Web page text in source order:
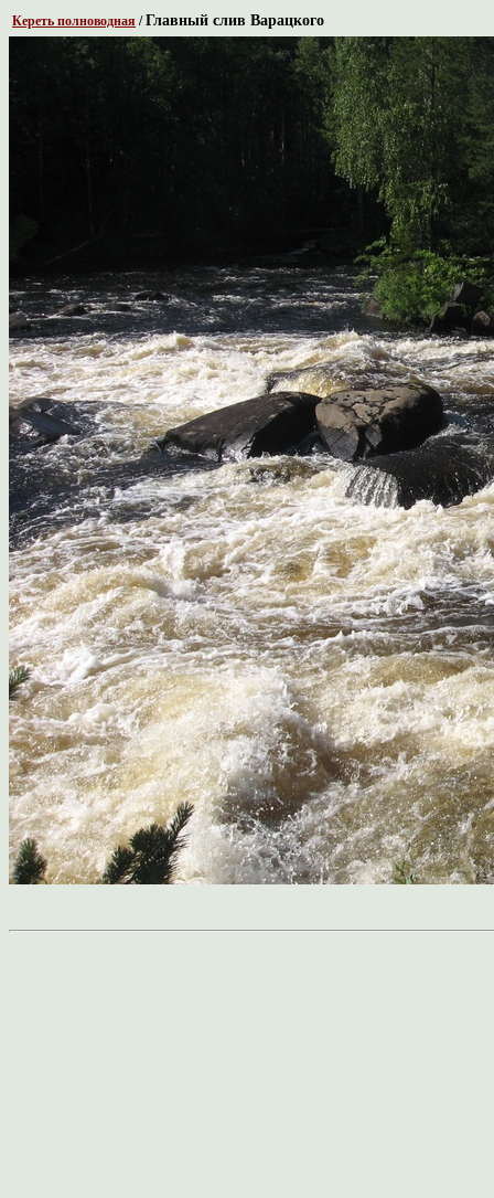
Кереть полноводная /Главный слив Варацкого